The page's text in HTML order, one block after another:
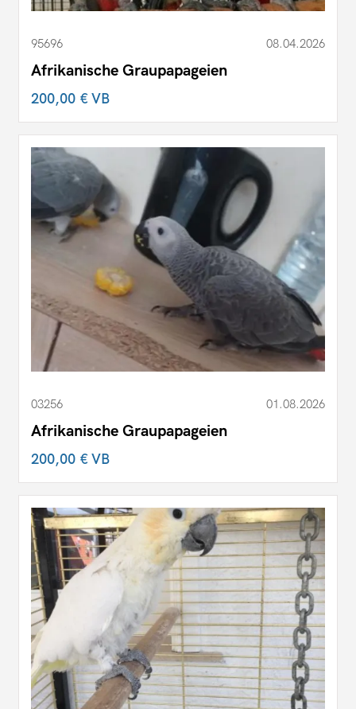
95696 08.04.2026
Afrikanische Graupapageien
200,00 €VB
03256 01.08.2026
Afrikanische Graupapageien
200,00 €VB